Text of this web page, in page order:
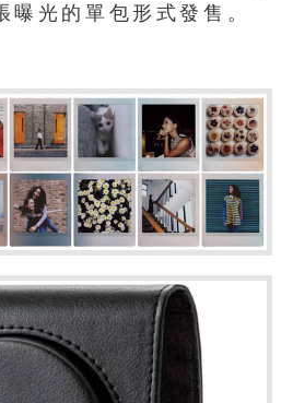
光的單包形式發售。